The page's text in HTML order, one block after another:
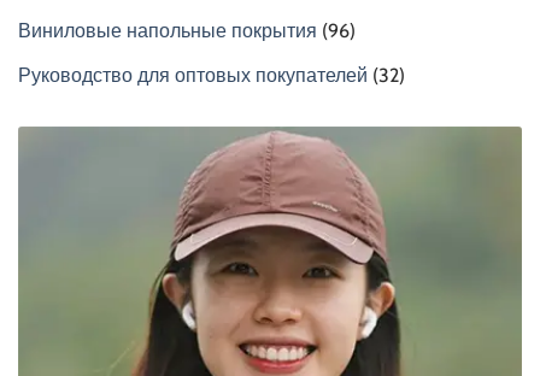
Виниловые напольные покрытия (96)
Руководство для оптовых покупателей (32)